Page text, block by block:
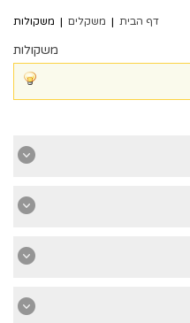
דף הבית | משקלים | משקולות
משקולות